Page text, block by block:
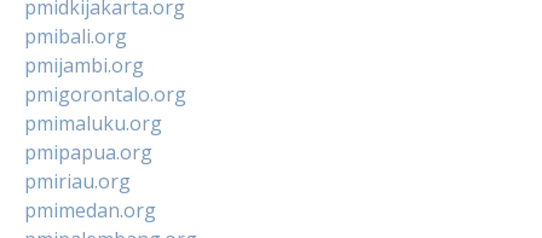
pmidkijakarta.org
pmibali.org
pmijambi.org
pmigorontalo.org
pmimaluku.org
pmipapua.org
pmiriau.org
pmimedan.org